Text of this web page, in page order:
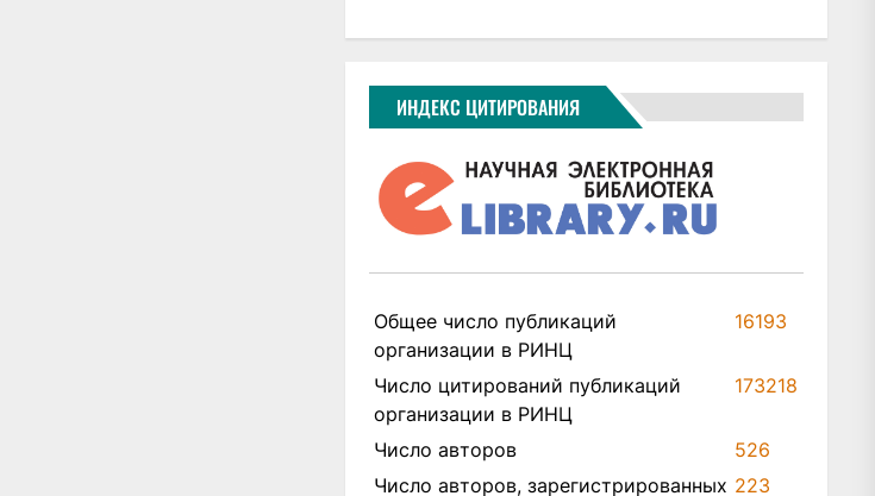
ИНДЕКС ЦИТИРОВАНИЯ
Общее число публикаций
организации в РИНЦ
16193
Число цитирований публикаций
организации в РИНЦ
173218
Число авторов
526
Число авторов, зарегистрированных 223